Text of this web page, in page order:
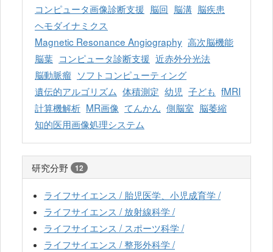
コンピュータ画像診断支援 脳回 脳溝 脳疾患
ヘモダイナミクス
Magnetic Resonance Angiography 高次脳機能
脳葉 コンピュータ診断支援 近赤外分光法
脳動脈瘤 ソフトコンピューティング
遺伝的アルゴリズム 体積測定 幼児 子ども fMRI
計算機解析 MR画像 てんかん 側脳室 脳萎縮
知的医用画像処理システム
研究分野 12
ライフサイエンス / 胎児医学、小児成育学 /
ライフサイエンス / 放射線科学 /
ライフサイエンス / スポーツ科学 /
ライフサイエンス / 整形外科学 /